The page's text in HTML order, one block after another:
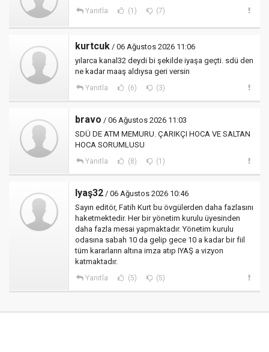
Yanıtla (1) (7)
kurtcuk / 06 Ağustos 2026 11:06
yılarca kanal32 deydi bi şekilde iyaşa geçti. sdü den
ne kadar maaş aldıysa geri versin
Yanıtla (6) (3)
bravo / 06 Ağustos 2026 11:03
SDÜ DE ATM MEMURU. ÇARIKÇI HOCA VE SALTAN
HOCA SORUMLUSU
Yanıtla (8) (1)
Iyaş32 / 06 Ağustos 2026 10:46
Sayın editör, Fatih Kurt bu övgülerden daha fazlasını
haketmektedir. Her bir yönetim kurulu üyesinden
daha fazla mesai yapmaktadır. Yönetim kurulu
odasına sabah 10 da gelip gece 10 a kadar bir fiil
tüm kararların altına imza atıp IYAŞ a vizyon
katmaktadır.
Yanıtla (5) (5)